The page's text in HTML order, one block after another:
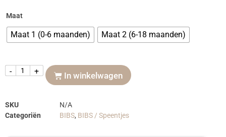
Maat
Maat 1 (0-6 maanden) Maat 2 (6-18 maanden)
- + In winkelwagen
SKU
N/A
Categoriën
BIBS, BIBS / Speentjes